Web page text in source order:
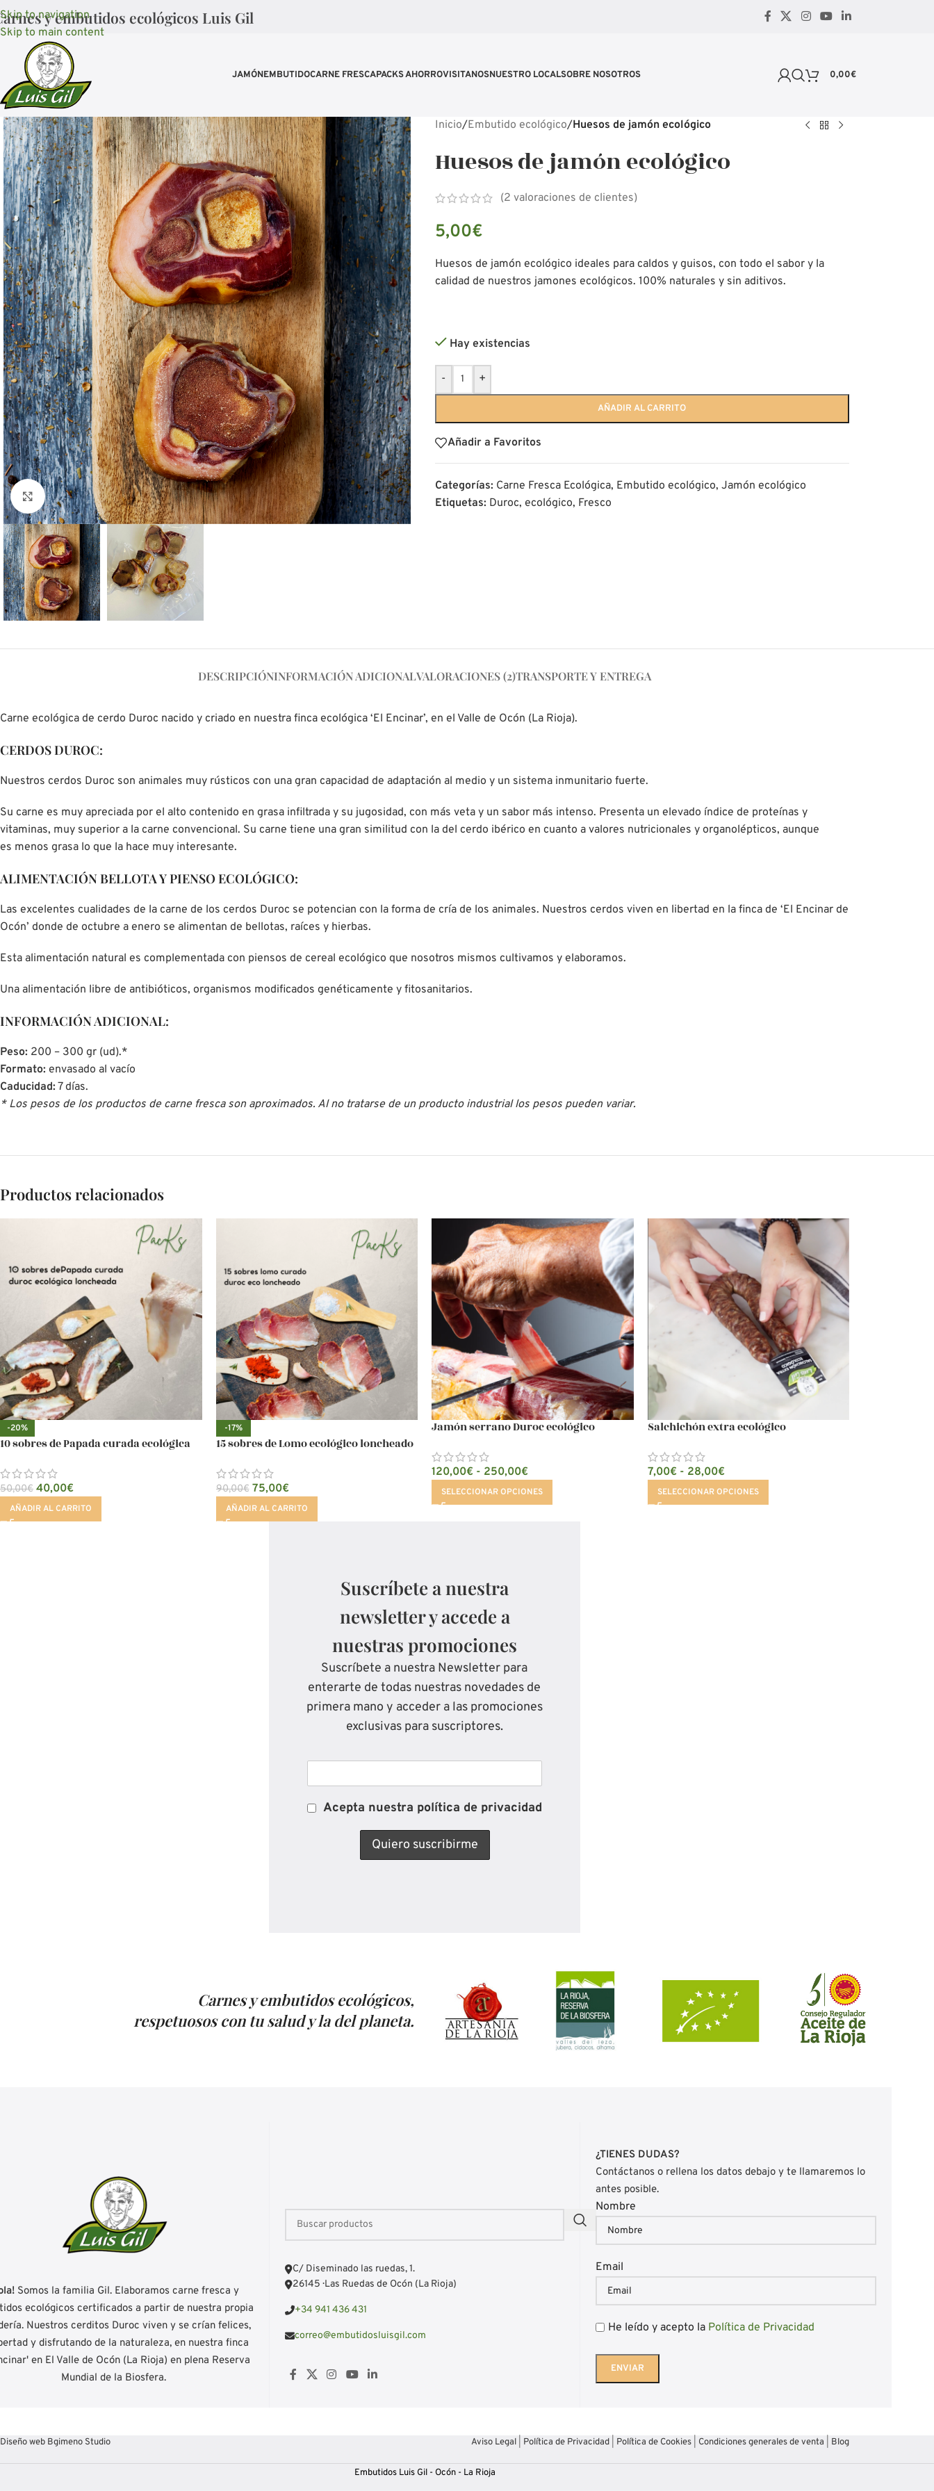
Skip to navigation
Skip to main content
y embutidos ecológicos Luis Gil
JAMÓNEMBUTIDOCARNE FRESCAPACKS AHORROVISITANOSNUESTRO LOCALSOBRE NOSOTROS 0,00€
Click para aumentar
Inicio/Embutido ecológico/Huesos de jamón ecológico
Huesos de jamón ecológico
(2 valoraciones de clientes)
5,00€
Huesos de jamón ecológico ideales para caldos y guisos, con todo el sabor y la
calidad de nuestros jamones ecológicos. 100% naturales y sin aditivos.
Hay existencias
- +
AÑADIR AL CARRITO
Añadir a Favoritos
Categorías: Carne Fresca Ecológica, Embutido ecológico, Jamón ecológico
Etiquetas: Duroc, ecológico, Fresco
DESCRIPCIÓNINFORMACIÓN ADICIONALVALORACIONES (2)TRANSPORTE Y ENTREGA
Carne ecológica de cerdo Duroc nacido y criado en nuestra finca ecológica ‘El Encinar’, en el Valle de Ocón (La Rioja).
CERDOS DUROC:
Nuestros cerdos Duroc son animales muy rústicos con una gran capacidad de adaptación al medio y un sistema inmunitario fuerte.
Su carne es muy apreciada por el alto contenido en grasa infiltrada y su jugosidad, con más veta y un sabor más intenso. Presenta un elevado índice de proteínas y
vitaminas, muy superior a la carne convencional. Su carne tiene una gran similitud con la del cerdo ibérico en cuanto a valores nutricionales y organolépticos, aunque
es menos grasa lo que la hace muy interesante.
ALIMENTACIÓN BELLOTA Y PIENSO ECOLÓGICO:
Las excelentes cualidades de la carne de los cerdos Duroc se potencian con la forma de cría de los animales. Nuestros cerdos viven en libertad en la finca de ‘El Encinar de
Ocón’ donde de octubre a enero se alimentan de bellotas, raíces y hierbas.
Esta alimentación natural es complementada con piensos de cereal ecológico que nosotros mismos cultivamos y elaboramos.
Una alimentación libre de antibióticos, organismos modificados genéticamente y fitosanitarios.
INFORMACIÓN ADICIONAL:
Peso: 200 – 300 gr (ud).*
Formato: envasado al vacío
Caducidad: 7 días.
* Los pesos de los productos de carne fresca son aproximados. Al no tratarse de un producto industrial los pesos pueden variar.
Productos relacionados
-20%
10 sobres de Papada curada ecológica
50,00€ 40,00€
AÑADIR AL CARRITO
-17%
15 sobres de Lomo ecológico loncheado
90,00€ 75,00€
AÑADIR AL CARRITO
Jamón serrano Duroc ecológico
120,00€ - 250,00€
SELECCIONAR OPCIONES
Salchichón extra ecológico
7,00€ - 28,00€
SELECCIONAR OPCIONES
Suscríbete a nuestra
newsletter y accede a
nuestras promociones
Suscríbete a nuestra Newsletter para
enterarte de todas nuestras novedades de
primera mano y acceder a las promociones
exclusivas para suscriptores.
Acepta nuestra política de privacidad
Carnes y embutidos ecológicos,
respetuosos con tu salud y la del planeta.
Somos la familia Gil. Elaboramos carne fresca y
ecológicos certificados a partir de nuestra propia
Nuestros cerditos Duroc viven y se crían felices,
y disfrutando de la naturaleza, en nuestra finca
en El Valle de Ocón (La Rioja) en plena Reserva
Mundial de la Biosfera.
C/ Diseminado las ruedas, 1.
26145 · Las Ruedas de Ocón (La Rioja)
+34 941 436 431
correo@embutidosluisgil.com
¿TIENES DUDAS?
Contáctanos o rellena los datos debajo y te llamaremos lo
antes posible.
Nombre
Email
He leído y acepto la Política de Privacidad
Diseño web Bgimeno Studio Aviso Legal| Política de Privacidad| Política de Cookies| Condiciones generales de venta Blog
Embutidos Luis Gil - Ocón - La Rioja